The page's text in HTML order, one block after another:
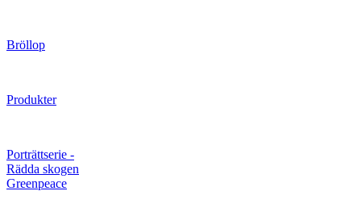
Bröllop
Produkter
Porträttserie -
Rädda skogen
Greenpeace